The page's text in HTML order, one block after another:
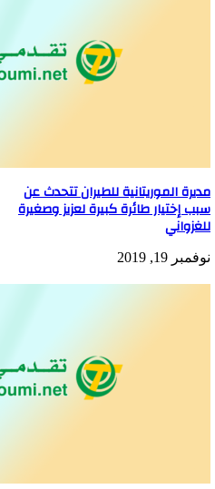
مديرة الموريتانية للطيران تتحدث عن
سبب إختيار طائرة كبيرة لعزيز وصغيرة
للغزواني
نوفمبر 19, 2019